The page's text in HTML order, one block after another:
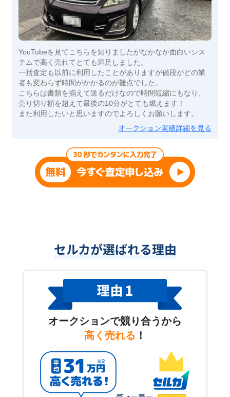
YouTubeを見てこちらを知りましたがなかなか面白いシス
テムで高く売れてとても満足しました。
一括査定も以前に利用したことがありますが値段がどの業
者も変わらず時間がかかるのが難点でした。
こちらは書類を揃えて送るだけなので時間短縮にもなり、
売り切り額を超えて最後の10分がとても燃えます！
また利用したいと思いますのでよろしくお願いします。
オークション実績詳細を見る
セルカが選ばれる理由
オークションで競り合うから
高く売れる ！